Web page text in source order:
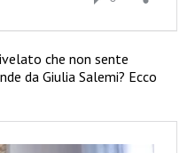
che non sente
da Giulia Salemi? Ecco